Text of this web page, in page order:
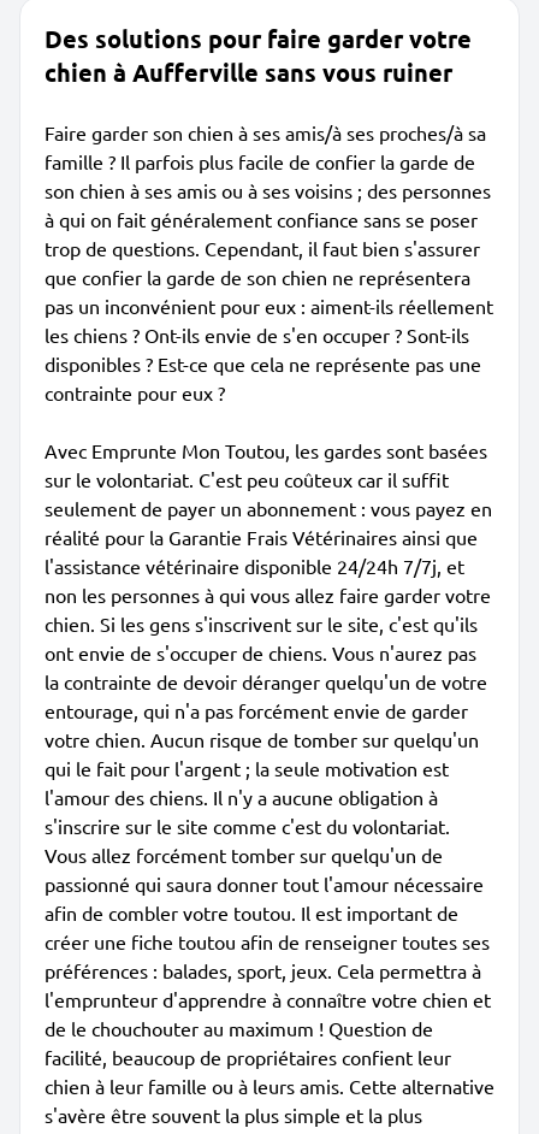
Des solutions pour faire garder votre
chien à Aufferville sans vous ruiner
Faire garder son chien à ses amis/à ses proches/à sa
famille ? Il parfois plus facile de confier la garde de
son chien à ses amis ou à ses voisins ; des personnes
à qui on fait généralement confiance sans se poser
trop de questions. Cependant, il faut bien s'assurer
que confier la garde de son chien ne représentera
pas un inconvénient pour eux : aiment-ils réellement
les chiens ? Ont-ils envie de s'en occuper ? Sont-ils
disponibles ? Est-ce que cela ne représente pas une
contrainte pour eux ?
Avec Emprunte Mon Toutou, les gardes sont basées
sur le volontariat. C'est peu coûteux car il suffit
seulement de payer un abonnement : vous payez en
réalité pour la Garantie Frais Vétérinaires ainsi que
l'assistance vétérinaire disponible 24/24h 7/7j, et
non les personnes à qui vous allez faire garder votre
chien. Si les gens s'inscrivent sur le site, c'est qu'ils
ont envie de s'occuper de chiens. Vous n'aurez pas
la contrainte de devoir déranger quelqu'un de votre
entourage, qui n'a pas forcément envie de garder
votre chien. Aucun risque de tomber sur quelqu'un
qui le fait pour l'argent ; la seule motivation est
l'amour des chiens. Il n'y a aucune obligation à
s'inscrire sur le site comme c'est du volontariat.
Vous allez forcément tomber sur quelqu'un de
passionné qui saura donner tout l'amour nécessaire
afin de combler votre toutou. Il est important de
créer une fiche toutou afin de renseigner toutes ses
préférences : balades, sport, jeux. Cela permettra à
l'emprunteur d'apprendre à connaître votre chien et
de le chouchouter au maximum ! Question de
facilité, beaucoup de propriétaires confient leur
chien à leur famille ou à leurs amis. Cette alternative
s'avère être souvent la plus simple et la plus